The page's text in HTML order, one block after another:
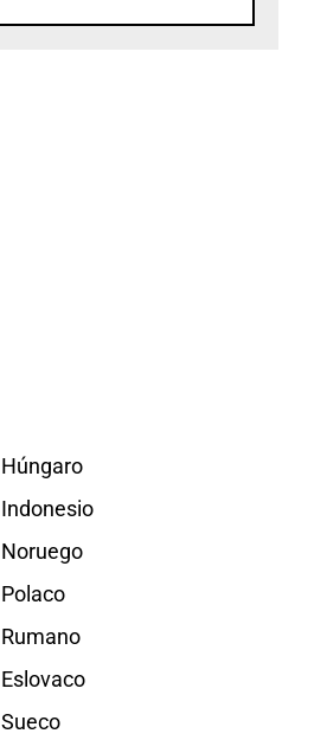
Húngaro
Indonesio
Noruego
Polaco
Rumano
Eslovaco
Sueco